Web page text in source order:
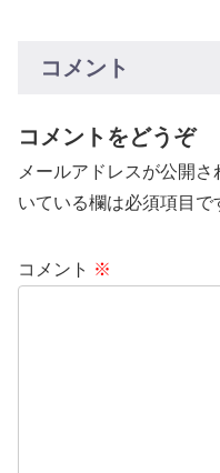
に見える上質なウールで織り
られています。
コメント
コメントをどうぞ
メールアドレスが公開さ
いている欄は必須項目で
コメント ※